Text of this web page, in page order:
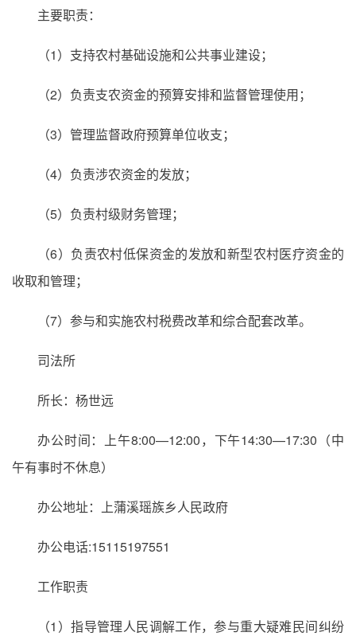
主要职责：
（1）支持农村基础设施和公共事业建设；
（2）负责支农资金的预算安排和监督管理使用；
（3）管理监督政府预算单位收支；
（4）负责涉农资金的发放；
（5）负责村级财务管理；
（6）负责农村低保资金的发放和新型农村医疗资金的
收取和管理；
（7）参与和实施农村税费改革和综合配套改革。
司法所
所长：杨世远
办公时间：上午8:00—12:00，下午14:30—17:30（中
午有事时不休息）
办公地址：上蒲溪瑶族乡人民政府
办公电话:15115197551
工作职责
（1）指导管理人民调解工作，参与重大疑难民间纠纷